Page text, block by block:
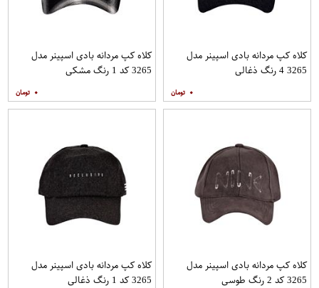
کلاه کپ مردانه بادی اسپینر مدل
3265 4 رنگ ذغالی
۰
کلاه کپ مردانه بادی اسپینر مدل
3265 کد 1 رنگ مشکی
۰
کلاه کپ مردانه بادی اسپینر مدل
3265 کد 2 رنگ طوسی
کلاه کپ مردانه بادی اسپینر مدل
3265 کد 1 رنگ ذغالی